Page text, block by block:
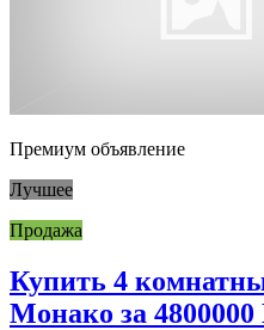
Премиум объявление
Лучшее
Продажа
Купить 4
Монако за 4800000